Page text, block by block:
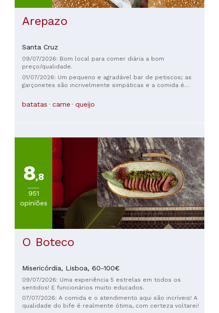
Arepazo
Santa Cruz
09/07/2026: Bom local para comer diária a bom
preço/qualidade.
01/07/2026: Um pequeno e agradável bar de petiscos; as
garçonetes são incrivelmente simpáticas e a comida é
batatas carne queijo
8,8
951
opiniões
O Boteco
Misericórdia, Lisboa, 60-100€
09/07/2026: Uma experiência 5 estrelas em todos os
sentidos! E funcionários muito educados.
07/07/2026: A comida e o atendimento aqui são incríveis! A
qualidade do bife é realmente ótima, com certeza voltarei!